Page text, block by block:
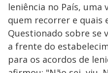
leniência no País, uma
quem recorrer e quais
Questionado sobre se
a frente do
para os acordos de